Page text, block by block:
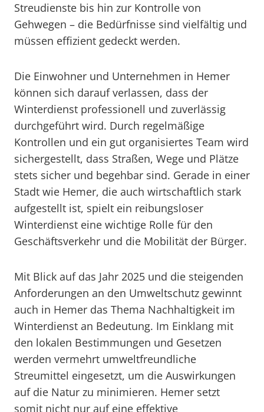
Streudienste bis hin zur Kontrolle von
Gehwegen – die Bedürfnisse sind vielfältig und
müssen effizient gedeckt werden.
Die Einwohner und Unternehmen in Hemer
können sich darauf verlassen, dass der
Winterdienst professionell und zuverlässig
durchgeführt wird. Durch regelmäßige
Kontrollen und ein gut organisiertes Team wird
sichergestellt, dass Straßen, Wege und Plätze
stets sicher und begehbar sind. Gerade in einer
Stadt wie Hemer, die auch wirtschaftlich stark
aufgestellt ist, spielt ein reibungsloser
Winterdienst eine wichtige Rolle für den
Geschäftsverkehr und die Mobilität der Bürger.
Mit Blick auf das Jahr 2025 und die steigenden
Anforderungen an den Umweltschutz gewinnt
auch in Hemer das Thema Nachhaltigkeit im
Winterdienst an Bedeutung. Im Einklang mit
den lokalen Bestimmungen und Gesetzen
werden vermehrt umweltfreundliche
Streumittel eingesetzt, um die Auswirkungen
auf die Natur zu minimieren. Hemer setzt
somit nicht nur auf eine effektive